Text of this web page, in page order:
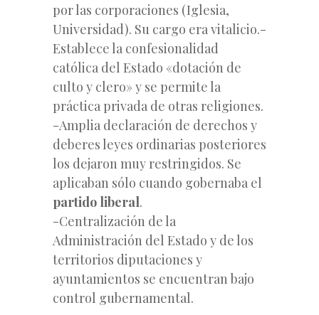
por las corporaciones (Iglesia,
Universidad). Su cargo era vitalicio.-
Establece la confesionalidad
católica del Estado «dotación de
culto y clero» y se permite la
práctica privada de otras religiones.
-Amplia declaración de derechos y
deberes leyes ordinarias posteriores
los dejaron muy restringidos. Se
aplicaban sólo cuando gobernaba el
partido liberal.
-Centralización de la
Administración del Estado y de los
territorios diputaciones y
ayuntamientos se encuentran bajo
control gubernamental.